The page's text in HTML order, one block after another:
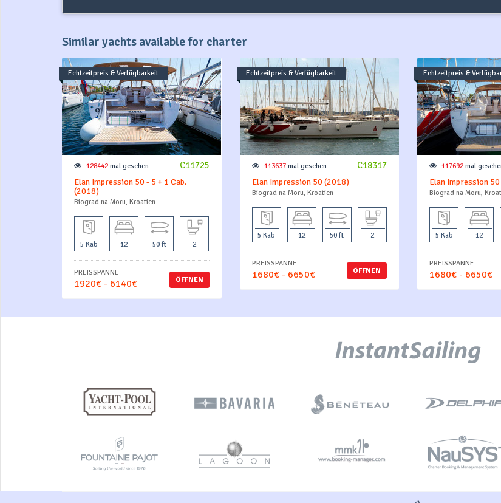
Similar yachts available for charter
Echtzeitpreis & Verfügbarkeit
C11725
128442 mal gesehen
Elan Impression 50 - 5 + 1 Cab.
(2018)
Biograd na Moru, Kroatien
5 Kab 12 50 ft 2
ÖFFNEN
PREISSPANNE
1920€ - 6140€
Echtzeitpreis & Verfügbarkeit
C18317
113637mal gesehen
Elan Impression 50 (2018)
Biograd na Moru, Kroatien
5 Kab 12 50 ft 2
ÖFFNEN
PREISSPANNE
1680€ - 6650€
Echtzeitpreis &
117692 mal
Elan Impression
Biograd na Moru,
5 Kab 12
PREISSPANNE
1680€ - 6650€